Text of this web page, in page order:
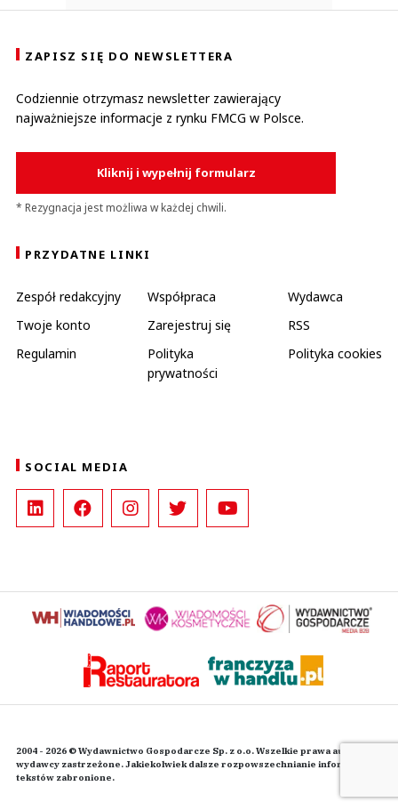
ZAPISZ SIĘ DO NEWSLETTERA
Codziennie otrzymasz newsletter zawierający
najważniejsze informacje z rynku FMCG w Polsce.
Kliknij i wypełnij formularz
* Rezygnacja jest możliwa w każdej chwili.
PRZYDATNE LINKI
Zespół redakcyjny Współpraca
Wydawca
Twoje konto
Zarejestruj się
RSS
Regulamin
Polityka
prywatności
Polityka cookies
SOCIAL MEDIA
2004 - 2026 © Wydawnictwo Gospodarcze Sp. z o.o. Wszelkie prawa autorskie
wydawcy zastrzeżone. Jakiekolwiek dalsze rozpowszechnianie informacji i
tekstów zabronione.